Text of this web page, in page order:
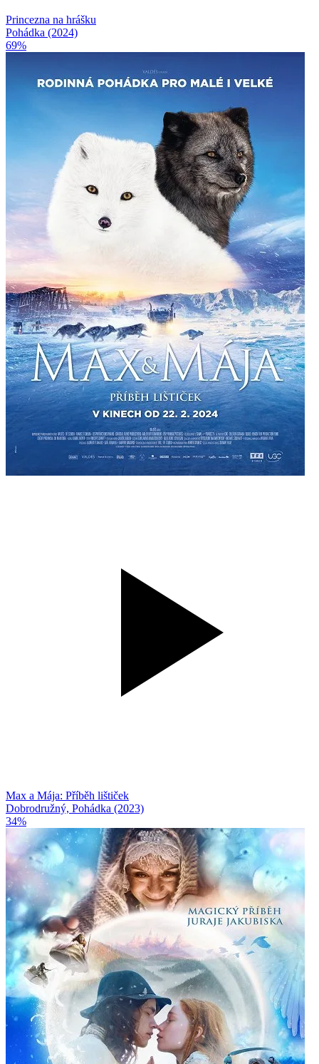
Princezna na hrášku
Pohádka (2024)
69%
Max a Mája: Příběh lištiček
Dobrodružný, Pohádka (2023)
34%